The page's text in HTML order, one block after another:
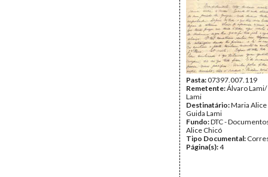
Pasta:07397.007.119
Remetente:Álvaro
Lami
Destinatário:Maria
Guida Lami
Fundo:DTC -
Alice Chicó
Tipo Documental:
Página(s):4